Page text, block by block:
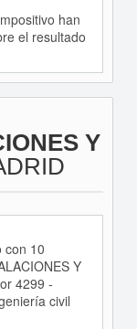
han
el resultado
Y
con 10
Y
4299 -
civil